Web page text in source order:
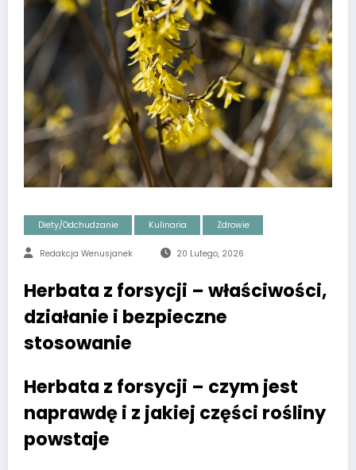
Diety/Odchudzanie Kulinaria Zdrowie
Redakcja Wenusjanek 20 Lutego, 2026
Herbata z forsycji – właściwości,
działanie i bezpieczne
stosowanie
Herbata z forsycji – czym jest
naprawdę i z jakiej części rośliny
powstaje